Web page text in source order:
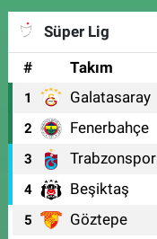
Süper Lig
#
Takım
1 Galatasaray
2 Fenerbahçe
3 Trabzonspor
4 Beşiktaş
5 Göztepe